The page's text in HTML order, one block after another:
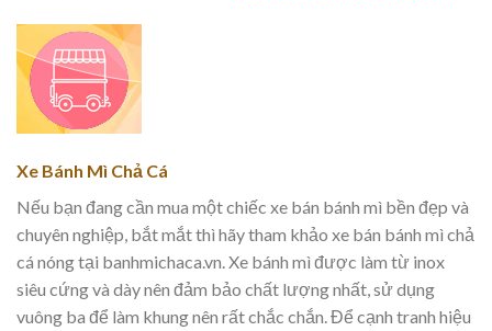
Xe Bánh Mì Chả Cá
Nếu bạn đang cần mua một chiếc xe bán bánh mì bền đẹp và
chuyên nghiệp, bắt mắt thì hãy tham khảo xe bán bánh mì chả
cá nóng tại banhmichaca.vn. Xe bánh mì được làm từ inox
siêu cứng và dày nên đảm bảo chất lượng nhất, sử dụng
vuông ba để làm khung nên rất chắc chắn. Để cạnh tranh hiệu